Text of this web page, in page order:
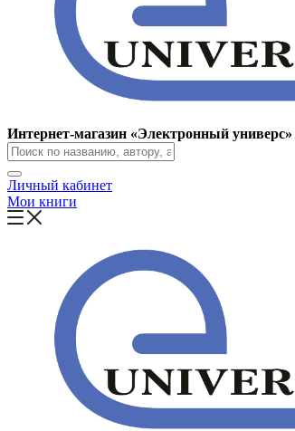
Интернет-магазин «Электронный универс»
Личный кабинет
Мои книги